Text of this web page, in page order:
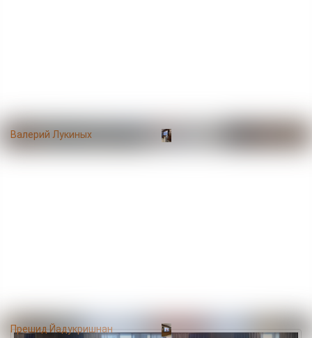
Валерий Лукиных
Прешид Йадукришнан